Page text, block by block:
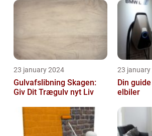
23 january 2024
Gulvafslibning Skagen:
Giv Dit Trægulv nyt Liv
23 january
Din
elbiler